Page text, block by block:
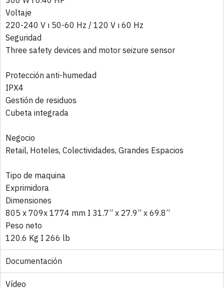
Voltaje
220-240 V ı 50-60 Hz / 120 V ı 60 Hz
Seguridad
Three safety devices and motor seizure sensor
Protección anti-humedad
IPX4
Gestión de residuos
Cubeta integrada
Negocio
Retail, Hoteles, Colectividades, Grandes Espacios
Tipo de maquina
Exprimidora
Dimensiones
805 x 709x 1774 mm I 31.7” x 27.9” x 69.8”
Peso neto
120.6 Kg I 266 lb
Documentación
Vídeo